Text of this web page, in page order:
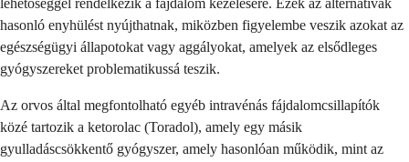
lehetőséggel rendelkezik a fájdalom kezelésére. Ezek az alternatívák
hasonló enyhülést nyújthatnak, miközben figyelembe veszik azokat az
egészségügyi állapotokat vagy aggályokat, amelyek az elsődleges
gyógyszereket problematikussá teszik.
Az orvos által megfontolható egyéb intravénás fájdalomcsillapítók
közé tartozik a ketorolac (Toradol), amely egy másik
gyulladáscsökkentő gyógyszer, amely hasonlóan működik, mint az